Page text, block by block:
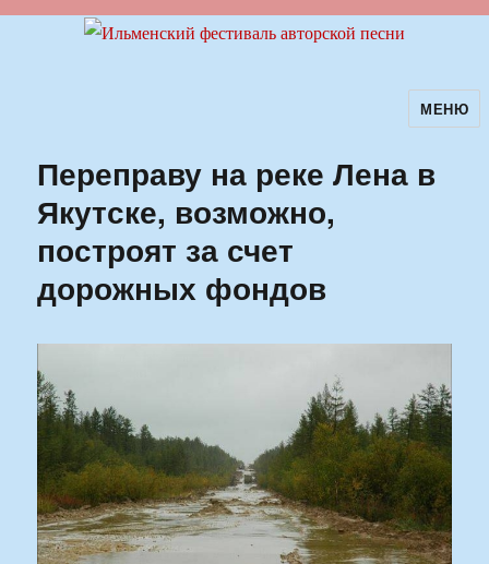
Ильменский фестиваль авторскойМЕНЮ
Переправу на реке Лена в
Якутске, возможно,
построят за счет
дорожных фондов